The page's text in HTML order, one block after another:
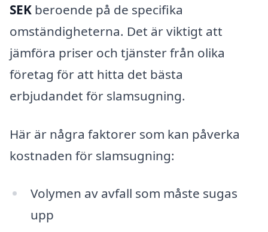
SEK beroende på de specifika
omständigheterna. Det är viktigt att
jämföra priser och tjänster från olika
företag för att hitta det bästa
erbjudandet för slamsugning.
Här är några faktorer som kan påverka
kostnaden för slamsugning:
Volymen av avfall som måste sugas
upp